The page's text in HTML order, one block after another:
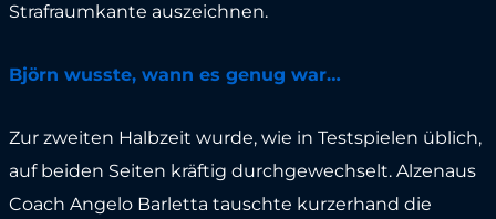
Strafraumkante auszeichnen.
Björn wusste, wann es genug war…
Zur zweiten Halbzeit wurde, wie in Testspielen üblich,
auf beiden Seiten kräftig durchgewechselt. Alzenaus
Coach Angelo Barletta tauschte kurzerhand die